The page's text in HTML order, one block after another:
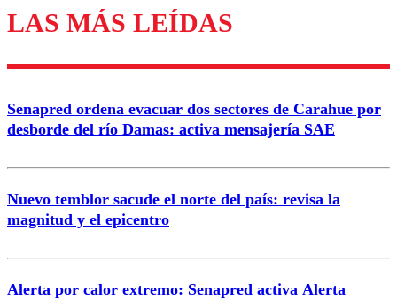
Enviar comentario
LAS MÁS LEÍDAS
Senapred ordena evacuar dos sectores de Carahue por
desborde del río Damas: activa mensajería SAE
Nuevo temblor sacude el norte del país: revisa la
magnitud y el epicentro
Alerta por calor extremo: Senapred activa Alerta